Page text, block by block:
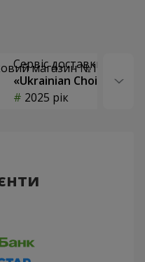
Сервіс доставки квітів
«Ukrainian Choice»
2025 рік